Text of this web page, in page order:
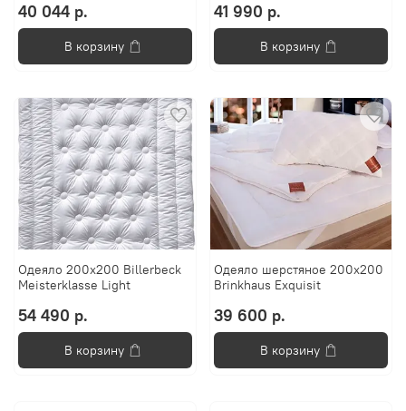
40 044 р.
В корзину
41 990 р.
В корзину
Одеяло 200х200 Billerbeck
Meisterklasse Light
54 490 р.
В корзину
Одеяло шерстяное 200х200
Brinkhaus Exquisit
39 600 р.
В корзину